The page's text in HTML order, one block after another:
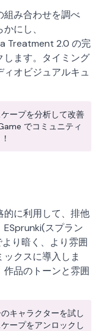
組み合わせを調べ
にし、
Treatment 2.0 の完
します。タイミング
オビジュアルキュ
ープを分析して改善
でコミュニティ
的に利用して、排他
スプラン
り暗く、より雰囲
クスに導入しま
品のトーンと雰囲
キャラクターを試し
ープをアンロックし